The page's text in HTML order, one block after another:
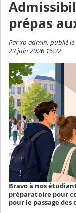
prépas
Par xp admin, publié
23 juin 2026 16:22
Bravo à nos
préparatoire pour
pour le passage des